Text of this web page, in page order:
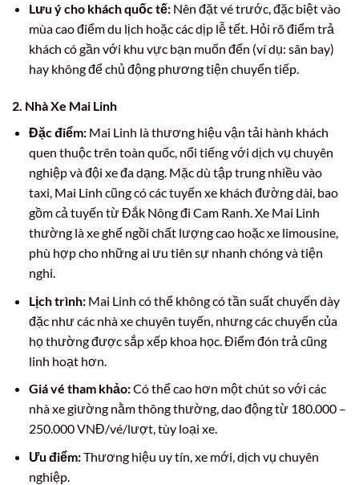
Lưu ý cho khách quốc tế:Nên đặt vé trước, đặc biệt vào
mùa cao điểm du lịch hoặc các dịp lễ tết. Hỏi rõ điểm trả
khách có gần với khu vực bạn muốn đến (ví dụ: sân bay)
hay không để chủ động phương tiện chuyển tiếp.
2. Nhà Xe Mai Linh
Đặc điểm:Mai Linh là thương hiệu vận tải hành khách
quen thuộc trên toàn quốc, nổi tiếng với dịch vụ chuyên
nghiệp và đội xe đa dạng. Mặc dù tập trung nhiều vào
taxi, Mai Linh cũng có các tuyến xe khách đường dài, bao
gồm cả tuyến từ Đắk Nông đi Cam Ranh. Xe Mai Linh
thường là xe ghế ngồi chất lượng cao hoặc xe limousine,
phù hợp cho những ai ưu tiên sự nhanh chóng và tiện
nghi.
Lịch trình:Mai Linh có thể không có tần suất chuyến dày
đặc như các nhà xe chuyên tuyến, nhưng các chuyến của
họ thường được sắp xếp khoa học. Điểm đón trả cũng
linh hoạt hơn.
Giá vé tham khảo:Có thể cao hơn một chút so với các
nhà xe giường nằm thông thường, dao động từ 180.000 –
250.000 VNĐ/vé/lượt, tùy loại xe.
Ưu điểm:Thương hiệu uy tín, xe mới, dịch vụ chuyên
nghiệp.